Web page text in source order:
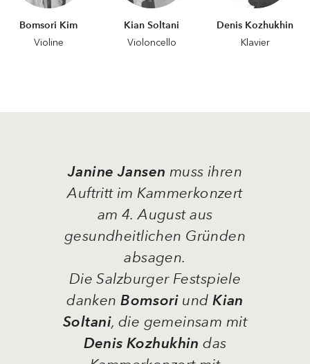
Bomsori Kim
Violine
Kian Soltani
Violoncello
Denis Kozhukhin
Klavier
Janine Jansen muss ihren
Auftritt im Kammerkonzert
am 4. August aus
gesundheitlichen Gründen
absagen.
Die Salzburger Festspiele
dankenBomsori undKian
Soltani, die gemeinsam mit
Denis Kozhukhin das